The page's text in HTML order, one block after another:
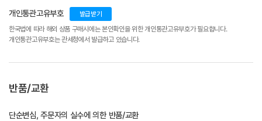
개인통관고유부호 발급받기
한국법에 따라 해외 상품 구매시에는 본인확인을 위한 개인통관고유부호가 필요합니다.
개인통관고유부호는 관세청에서 발급하고 있습니다.
반품/교환
단순변심, 주문자의 실수에 의한 반품/교환